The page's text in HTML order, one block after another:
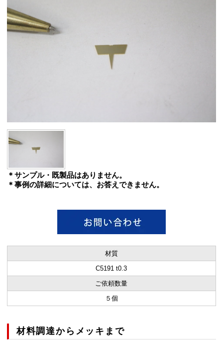
＊サンプル・既製品はありません。
＊事例の詳細については、お答えできません。
材質
C5191 t0.3
ご依頼数量
５個
材料調達からメッキまで